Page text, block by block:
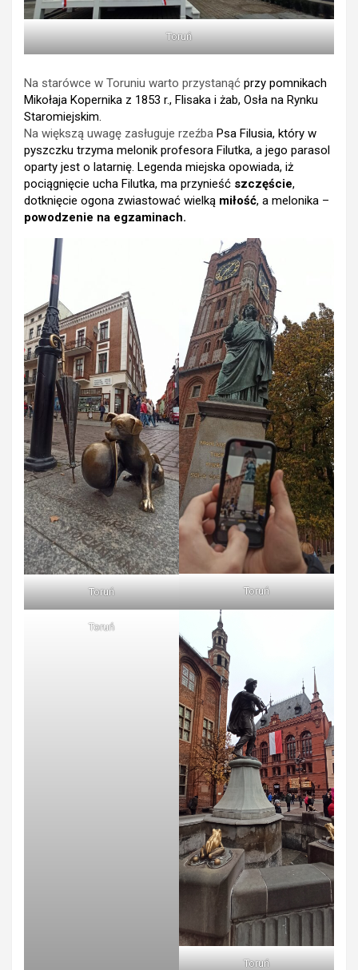
Toruń
Na starówce w Toruniu warto przystanąć przy pomnikach
Mikołaja Kopernika z 1853 r., Flisaka i żab, Osła na Rynku
Staromiejskim.
Na większą uwagę zasługuje rzeźba Psa Filusia, który w
pyszczku trzyma melonik profesora Filutka, a jego parasol
oparty jest o latarnię. Legenda miejska opowiada, iż
pociągnięcie ucha Filutka, ma przynieść szczęście,
dotknięcie ogona zwiastować wielką miłość, a melonika –
powodzenie na egzaminach.
Toruń Toruń
Toruń
Toruń